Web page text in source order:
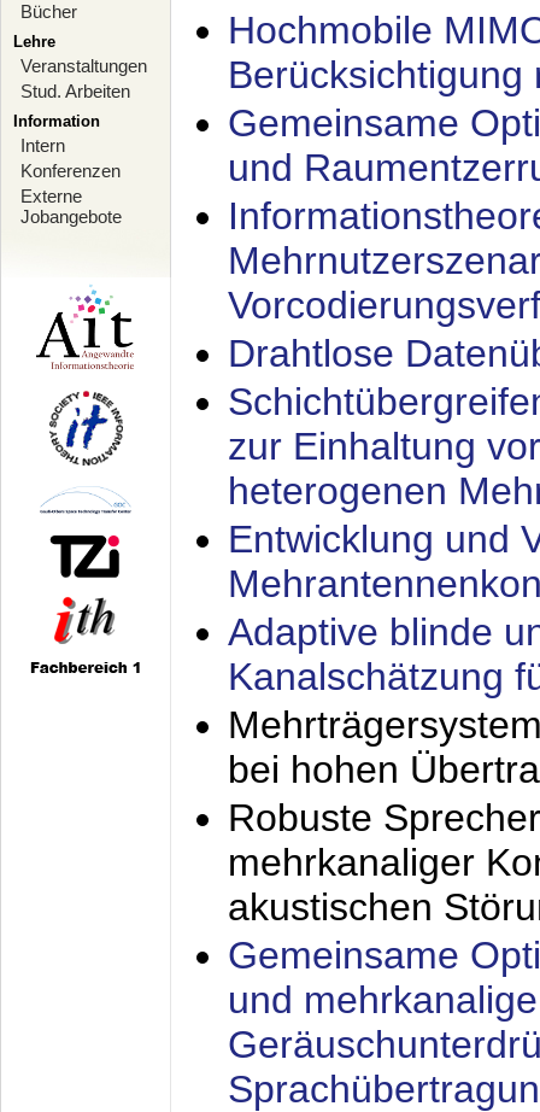
Bücher
Lehre
Veranstaltungen
Stud. Arbeiten
Information
Intern
Konferenzen
Externe
Jobangebote
Hochmobile
Berücksichtigung
Gemeinsame
und
Drahtlose
zur Einhaltung
heterogenen
Entwicklung und
Adaptive blinde
Kanalschätzung
bei hohen
Robuste
mehrkanaliger
akustischen
Gemeinsame
und